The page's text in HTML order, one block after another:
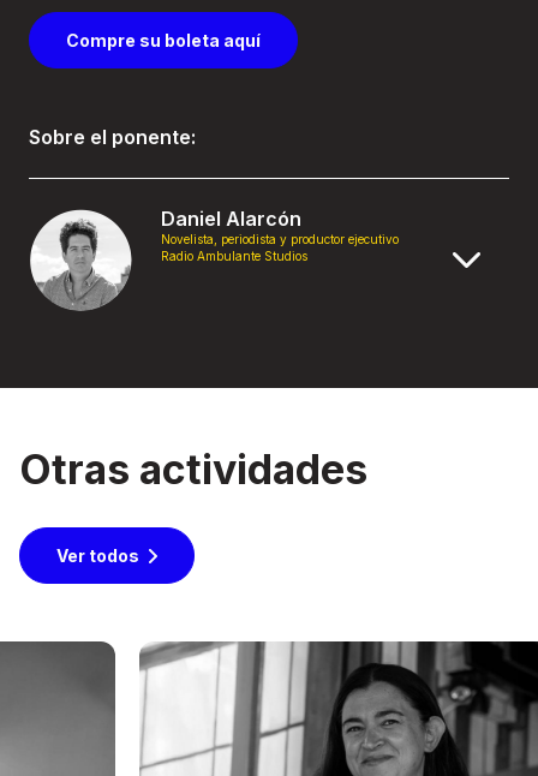
Compre su boleta aquí
Sobre el ponente:
Daniel Alarcón
Novelista, periodista y productor ejecutivo
Radio Ambulante Studios
Otras actividades
Ver todos